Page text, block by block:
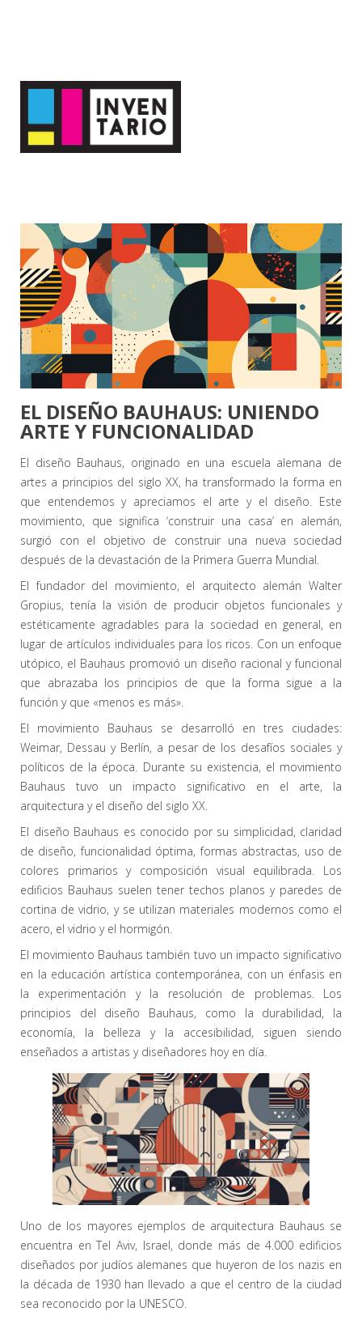
EL DISEÑO BAUHAUS: UNIENDO
ARTE Y FUNCIONALIDAD
El diseño Bauhaus, originado en una escuela alemana de
artes a principios del siglo XX, ha transformado la forma en
que entendemos y apreciamos el arte y el diseño. Este
movimiento, que significa ‘construir una casa’ en alemán,
surgió con el objetivo de construir una nueva sociedad
después de la devastación de la Primera Guerra Mundial.
El fundador del movimiento, el arquitecto alemán Walter
Gropius, tenía la visión de producir objetos funcionales y
estéticamente agradables para la sociedad en general, en
lugar de artículos individuales para los ricos. Con un enfoque
utópico, el Bauhaus promovió un diseño racional y funcional
que abrazaba los principios de que la forma sigue a la
función y que «menos es más».
El movimiento Bauhaus se desarrolló en tres ciudades:
Weimar, Dessau y Berlín, a pesar de los desafíos sociales y
políticos de la época. Durante su existencia, el movimiento
Bauhaus tuvo un impacto significativo en el arte, la
arquitectura y el diseño del siglo XX.
El diseño Bauhaus es conocido por su simplicidad, claridad
de diseño, funcionalidad óptima, formas abstractas, uso de
colores primarios y composición visual equilibrada. Los
edificios Bauhaus suelen tener techos planos y paredes de
cortina de vidrio, y se utilizan materiales modernos como el
acero, el vidrio y el hormigón.
El movimiento Bauhaus también tuvo un impacto significativo
en la educación artística contemporánea, con un énfasis en
la experimentación y la resolución de problemas. Los
principios del diseño Bauhaus, como la durabilidad, la
economía, la belleza y la accesibilidad, siguen siendo
enseñados a artistas y diseñadores hoy en día.
Uno de los mayores ejemplos de arquitectura Bauhaus se
encuentra en Tel Aviv, Israel, donde más de 4.000 edificios
diseñados por judíos alemanes que huyeron de los nazis en
la década de 1930 han llevado a que el centro de la ciudad
sea reconocido por la UNESCO.